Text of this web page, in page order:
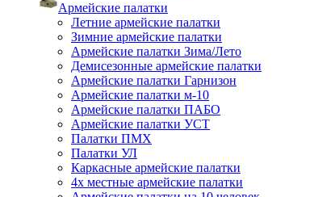
Армейские палатки
Летние армейские палатки
Зимние армейские палатки
Армейские палатки Зима/Лето
Демисезонные армейские палатки
Армейские палатки Гарнизон
Армейские палатки м-10
Армейские палатки ПАБО
Армейские палатки УСТ
Палатки ПМХ
Палатки УЛ
Каркасные армейские палатки
4х местные армейские палатки